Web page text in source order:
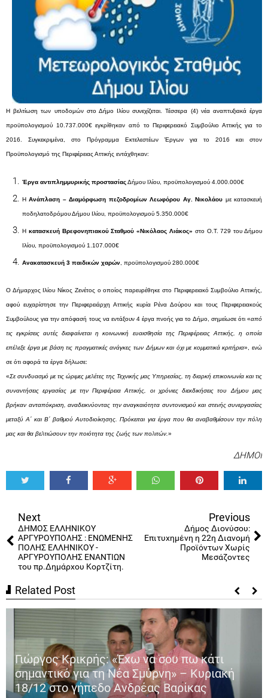
Η βελτίωση των υποδομών στο Δήμο Ιλίου συνεχίζεται. Τέσσερα (4) νέα αναπτυξιακά έργα
προϋπολογισμού 10.737.000€ εγκρίθηκαν από το Περιφερειακό Συμβούλιο Αττικής για το
2016. Συγκεκριμένα, στο Πρόγραμμα Εκτελεστέων Έργων για το 2016 και στον
Προϋπολογισμό της Περιφέρειας Αττικής εντάχθηκαν:
Έργα αντιπλημμυρικής προστασίαςΔήμου Ιλίου, προϋπολογισμού 4.000.000€
ΗΑνάπλαση – Διαμόρφωση πεζοδρομίων Λεωφόρου Αγ. Νικολάου με κατασκευή
ποδηλατοδρόμου Δήμου Ιλίου, προϋπολογισμού 5.350.000€
Η κατασκευή Βρεφονηπιακού Σταθμού «Νικόλαος Λιάκος» στο Ο.Τ. 729 του Δήμου
Ιλίου, προϋπολογισμού 1.107.000€
Ανακατασκευή 3 παιδικών χαρών , προϋπολογισμού 280.000€
Ο Δήμαρχος Ιλίου Νίκος Ζενέτος ο οποίος παρευρέθηκε στο Περιφερειακό Συμβούλιο Αττικής,
αφού ευχαρίστησε την Περιφερειάρχη Αττικής κυρία Ρένα Δούρου και τους Περιφερειακούς
Συμβούλους για την απόφασή τους να εντάξουν 4 έργα πνοής για το Δήμο, σημείωσε ότι «από
τις εγκρίσεις αυτές διαφαίνεται η κοινωνική ευαισθησία της Περιφέρειας Αττικής, η οποία
επέλεξε έργα με βάση τις πραγματικές ανάγκες των Δήμων και όχι με κομματικά κριτήρια», ενώ
σε ότι αφορά τα έργα δήλωσε:
«Σε συνδυασμό με τις ώριμες μελέτες της Τεχνικής μας Υπηρεσίας, τη διαρκή επικοινωνία και τις
συναντήσεις εργασίας με την Περιφέρεια Αττικής, οι χρόνιες διεκδικήσεις του Δήμου μας
βρήκαν ανταπόκριση, αναδεικνύοντας την αναγκαιότητα συντονισμού και στενής συνεργασίας
μεταξύ Α΄ και Β΄ βαθμού Αυτοδιοίκησης. Πρόκειται για έργα που θα αναβαθμίσουν την πόλη
μας και θα βελτιώσουν την ποιότητα της ζωής των πολιτών. »
ΔΗΜΟΙ
Next
ΔΗΜΟΣ ΕΛΛΗΝΙΚΟΥ
ΑΡΓΥΡΟΥΠΟΛΗΣ : ΕΝΩΜΕΝΗΣ
ΠΟΛΗΣ ΕΛΛΗΝΙΚΟΥ -
ΑΡΓΥΡΟΥΠΟΛΗΣ ENANΤΙΩΝ
του πρ.Δημάρχου Κορτζίτη.
Previous
Δήμος Διονύσου:
Επιτυχημένη η 22η Διανομή
Προϊόντων Χωρίς
Μεσάζοντες
Related Post
Γιώργος Κρικρής: «Έχω να σου πω κάτι
σημαντικό για τη Νέα Σμύρνη» – Κυριακή
18/12 στο γήπεδο Ανδρέας Βαρίκας